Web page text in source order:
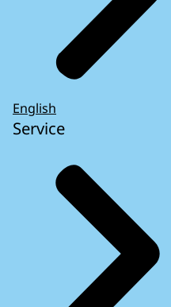
English
Service